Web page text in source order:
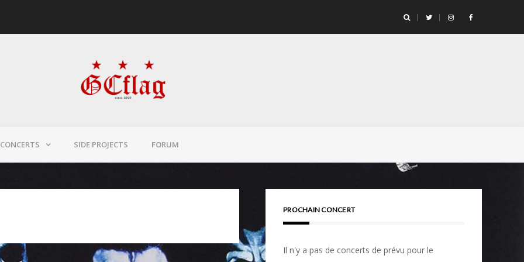
CONCERTS SIDE PROJECTS FORUM
PROCHAIN CONCERT
Il n'y a pas de concerts de prévu pour le